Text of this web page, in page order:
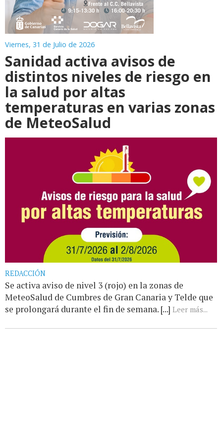
Viernes, 31 de Julio de 2026
Sanidad activa avisos de
distintos niveles de riesgo en
la salud por altas
temperaturas en varias zonas
de MeteoSalud
REDACCIÓN
Se activa aviso de nivel 3 (rojo) en la zonas de
MeteoSalud de Cumbres de Gran Canaria y Telde que
se prolongará durante el fin de semana. [...] Leer más...